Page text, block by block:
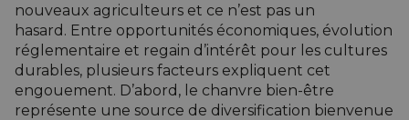
nouveaux agriculteurs et ce n’est pas un
hasard. Entre opportunités économiques, évolution
réglementaire et regain d’intérêt pour les cultures
durables, plusieurs facteurs expliquent cet
engouement. D’abord, le chanvre bien-être
représente une source de diversification bienvenue